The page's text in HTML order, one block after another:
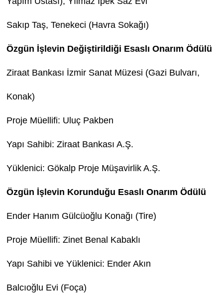
Sakıp Taş, Tenekeci (Havra Sokağı)
Özgün İşlevin Değiştirildiği Esaslı Onarım Ödülü
Ziraat Bankası İzmir Sanat Müzesi (Gazi Bulvarı,
Konak)
Proje Müellifi: Uluç Pakben
Yapı Sahibi: Ziraat Bankası A.Ş.
Yüklenici: Gökalp Proje Müşavirlik A.Ş.
Özgün İşlevin Korunduğu Esaslı Onarım Ödülü
Ender Hanım Gülcüoğlu Konağı (Tire)
Proje Müellifi: Zinet Benal Kabaklı
Yapı Sahibi ve Yüklenici: Ender Akın
Balcıoğlu Evi (Foça)